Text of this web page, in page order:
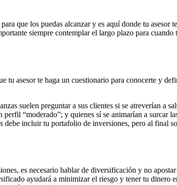
que los puedas alcanzar y es aquí donde tu asesor
siempre contemplar el largo plazo para cuando
tu asesor te haga un cuestionario para conocerte y
suelen preguntar a sus clientes si se atreverían a
“moderado”; y quienes sí se animarían a surcar
debe incluir tu portafolio de inversiones, pero al final
es necesario hablar de diversificación y no
ayudará a minimizar el riesgo y tener tu dinero